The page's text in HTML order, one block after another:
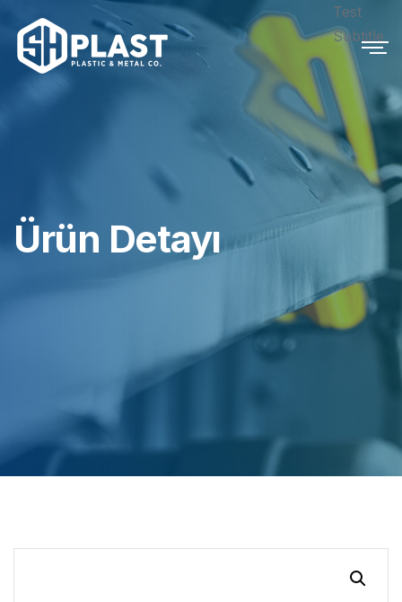
Ürün Detayı
Test
Subtitle